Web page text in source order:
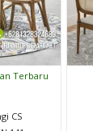
Terbaru
CS